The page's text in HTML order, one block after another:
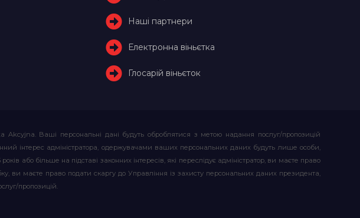
Наші партнери
Електронна віньєтка
Глосарій віньєток
Ваші персональні дані будуть оброблятися з метою надання послуг/пропозицій
інтерес адміністратора, одержувачами ваших персональних даних будуть лише особи,
або більше на підставі законних інтересів, які переслідує адміністратор, ви маєте право
ви маєте право подати скаргу до Управління із захисту персональних даних президента,
пропозицій.